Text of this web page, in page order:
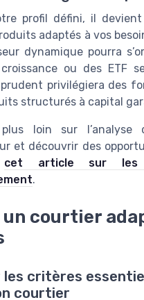
profil défini, il
adaptés à vos
dynamique pourra
ou des ETF
prudent privilégiera des
structurés à capital
loin sur l’analyse
et découvrir des
cet article sur les
.
courtier
les critères
courtier